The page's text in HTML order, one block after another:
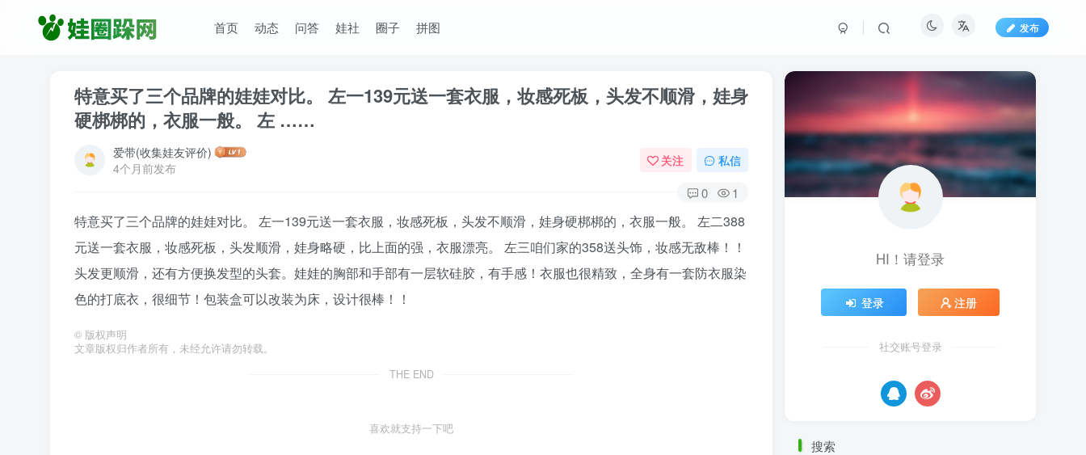
首页 动态 问答 娃社 圈子 拼图 发布
特意买了三个品牌的娃娃对比。 左一139元送一套衣服，妆感死板，头发不顺滑，娃身
硬梆梆的，衣服一般。 左 ……
爱带(收集娃友评价)
4个月前发布
关注 私信
0 1
特意买了三个品牌的娃娃对比。 左一139元送一套衣服，妆感死板，头发不顺滑，娃身硬梆梆的，衣服一般。 左二388
元送一套衣服，妆感死板，头发顺滑，娃身略硬，比上面的强，衣服漂亮。 左三咱们家的358送头饰，妆感无敌棒！！
头发更顺滑，还有方便换发型的头套。娃娃的胸部和手部有一层软硅胶，有手感！衣服也很精致，全身有一套防衣服染
色的打底衣，很细节！包装盒可以改装为床，设计很棒！！
© 版权声明
文章版权归作者所有，未经允许请勿转载。
THE END
喜欢就支持一下吧
HI！请登录
登录 注册
社交账号登录
搜索